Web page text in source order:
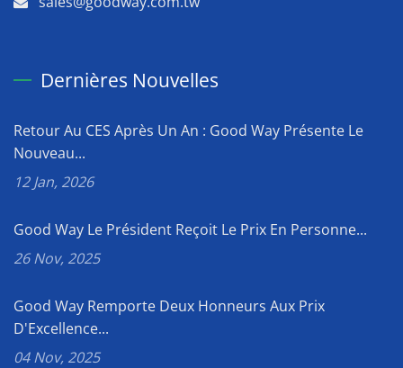
Dernières Nouvelles
Retour Au CES Après Un An : Good Way Présente Le
Nouveau...
12 Jan, 2026
Good Way Le Président Reçoit Le Prix En Personne...
26 Nov, 2025
Good Way Remporte Deux Honneurs Aux Prix
D'Excellence...
04 Nov, 2025